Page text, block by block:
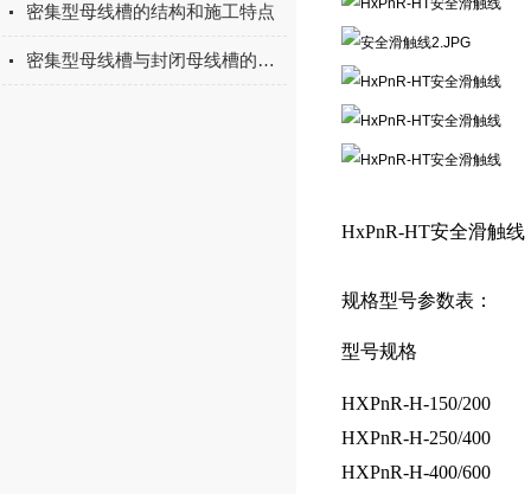
密集型母线槽的结构和施工特点
密集型母线槽与封闭母线槽的区别
HxPnR-HT安全滑触线
规格型号参数表：
型号规格
HXPnR-H-150/200
HXPnR-H-250/400
HXPnR-H-400/600